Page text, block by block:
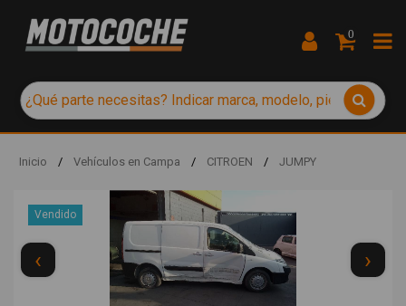
0
Inicio / Vehículos en Campa / CITROEN / JUMPY
Vendido
‹ ›